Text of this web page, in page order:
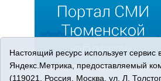
Настоящий ресурс использует сервис
Яндекс.Метрика, предоставляемый
(119021, Россия, Москва, ул. Л.